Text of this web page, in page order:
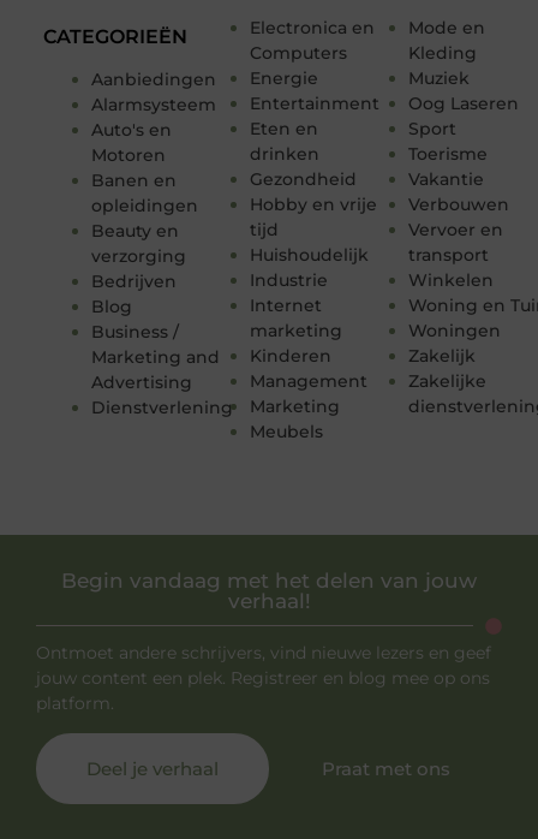
CATEGORIEËN
Aanbiedingen
Alarmsysteem
Auto's en
Motoren
Banen en
opleidingen
Beauty en
verzorging
Bedrijven
Blog
Business /
Marketing and
Advertising
Dienstverlening
Electronica en
Computers
Energie
Entertainment
Eten en
drinken
Gezondheid
Hobby en vrije
tijd
Huishoudelijk
Industrie
Internet
marketing
Kinderen
Management
Marketing
Meubels
Mode en
Kleding
Muziek
Oog Laseren
Sport
Toerisme
Vakantie
Verbouwen
Vervoer en
transport
Winkelen
Woning en
Woningen
Zakelijk
Zakelijke
Begin vandaag met het delen van jouw
verhaal!
Ontmoet andere schrijvers, vind nieuwe lezers en geef
jouw content een plek. Registreer en blog mee op ons
platform.
Deel je verhaal Praat met ons